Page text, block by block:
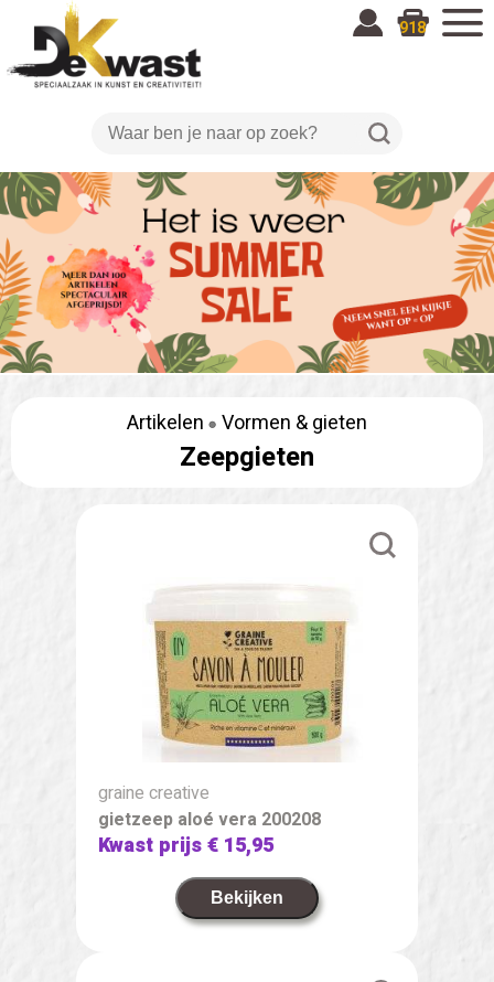
918
Artikelen Vormen & gieten
Zeepgieten
graine creative
gietzeep aloé vera 200208
Kwast prijs€ 15,95
Bekijken